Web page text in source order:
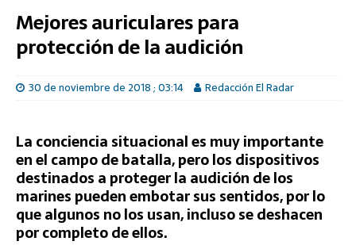
Mejores auriculares para
protección de la audición
30 de noviembre de 2018 ; 03:14 Redacción El Radar
La conciencia situacional es muy importante
en el campo de batalla, pero los dispositivos
destinados a proteger la audición de los
marines pueden embotar sus sentidos, por lo
que algunos no los usan, incluso se deshacen
por completo de ellos.